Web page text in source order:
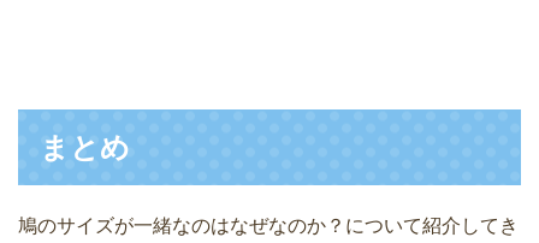
まとめ
鳩のサイズが一緒なのはなぜなのか？について紹介してき